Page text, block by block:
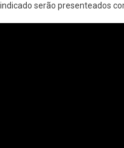
indicado serão presenteados